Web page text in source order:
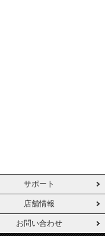
サポート
店舗情報
お問い合わせ